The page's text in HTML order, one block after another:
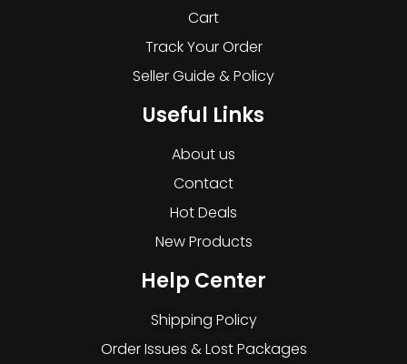
Cart
Track Your Order
Seller Guide & Policy
Useful Links
About us
Contact
Hot Deals
New Products
Help Center
Shipping Policy
Order Issues & Lost Packages